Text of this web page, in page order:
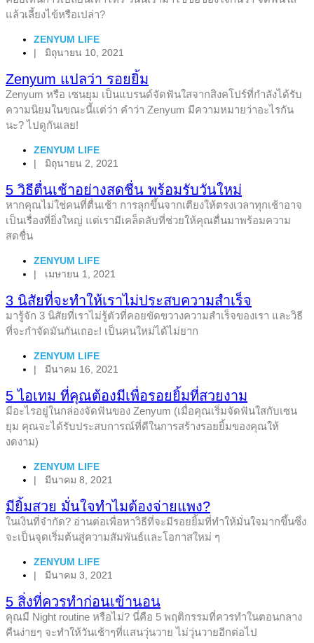
แล้วเลี้ยงไข้หรือเปล่า?
ZENYUM LIFE
|
มิถุนายน 10, 2021
Zenyum แปลว่า รอยยิ้ม
Zenyum หรือ เซนยุม เป็นแบรนด์จัดฟันใสจากสิงคโปร์ที่กำลังได้รับ
ความนิยมในขณะนี้แต่ว่า คำว่า Zenyum มีความหมายว่าอะไรกัน
นะ? ไปดูกันเลย!
ZENYUM LIFE
|
มิถุนายน 2, 2021
5 วิธีตื่นเช้าอย่างสดชื่น พร้อมรับวันใหม่
หากคุณไม่ใช่คนที่ตื่นเช้า การลุกขึ้นจากเตียงให้ตรงเวลาทุกเช้าอาจ
เป็นเรื่องที่ยิ่งใหญ่ แต่เรามีเคล็ดลับที่ช่วยให้คุณตื่นมาพร้อมความ
สดชื่น
ZENYUM LIFE
|
เมษายน 1, 2021
3 นิสัยที่จะทำให้เราไม่ประสบความสำเร็จ
มารู้จัก 3 นิสัยที่เราไม่รู้ตัวที่คอยขัดขวางความสำเร็จของเรา และวิธี
ที่จะกำจัดมันกันเถอะ! เป็นคนใหม่ได้ไม่ยาก
ZENYUM LIFE
|
มีนาคม 16, 2021
5 ไอเทม ที่คุณต้องมีเพื่อรอยยิ้มที่สวยงาม
มีอะไรอยู่ในกล่องจัดฟันของ Zenyum (เมื่อคุณเริ่มจัดฟันใสกับเซน
ยุม คุณจะได้รับประสบการณ์ที่ดีในการสร้างรอยยิ้มของคุณให้
งดงาม)
ZENYUM LIFE
|
มีนาคม 8, 2021
มียิ้มสวย มั่นใจทำไมต้องจ่ายแพง?
ในเงินที่จำกัด? อ่านต่อเพื่อหาวิธีที่จะมีรอยยิ้มที่ทำให้มั่นใจมากขึ้นซึ่ง
จะเป็นจุดเริ่มต้นสู่ความสัมพันธ์และโอกาสใหม่ ๆ
ZENYUM LIFE
|
มีนาคม 3, 2021
5 สิ่งที่ควรทำก่อนเข้านอน
คุณมี Night routine หรือไม่? นี่คือ 5 พฤติกรรมที่ควรทำในตอนกลาง
คืนง่ายๆ จะทำให้วันเช้าๆที่แสนวุ่นวาย ไม่วุ่นวายอีกต่อไป